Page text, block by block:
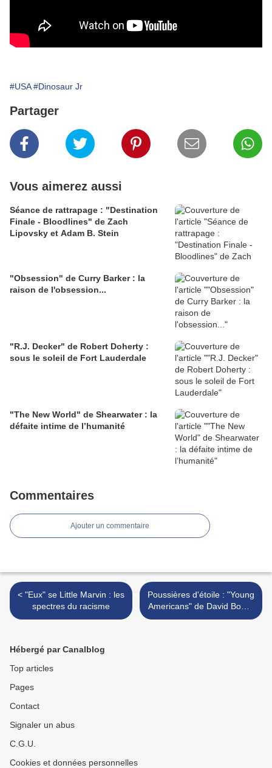
#USA #Dinosaur Jr
Partager
Vous aimerez aussi
Séance de rattrapage : "Destination
Finale - Bloodlines" de Zach
Lipovsky et Adam B. Stein
"Obsession" de Curry Barker : la
raison de l'obsession...
"R.J. Decker" de Robert Doherty :
sous le soleil de Fort Lauderdale
"The New World" de Shearwater : la
défaite intime de l’humanité
Commentaires
Ajouter un commentaire
< "Eux" se Little Marvin : les
spectres du racisme
Poussières d'étoile : "Young
Americans" de David Bowie
(1975) >
Hébergé par Canalblog
Top articles
Pages
Contact
Signaler un abus
C.G.U.
Cookies et données personnelles